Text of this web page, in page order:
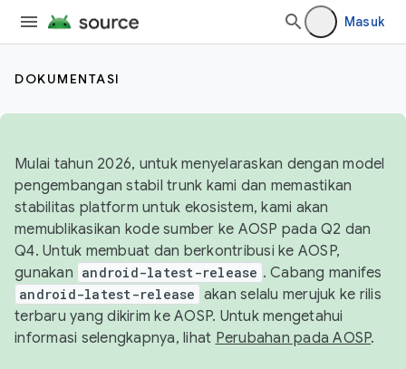
Masuk
DOKUMENTASI
Mulai tahun 2026, untuk menyelaraskan dengan model
pengembangan stabil trunk kami dan memastikan
stabilitas platform untuk ekosistem, kami akan
memublikasikan kode sumber ke AOSP pada Q2 dan
Q4. Untuk membuat dan berkontribusi ke AOSP,
gunakan android-latest-release . Cabang manifes
android-latest-release akan selalu merujuk ke rilis
terbaru yang dikirim ke AOSP. Untuk mengetahui
informasi selengkapnya, lihat Perubahan pada AOSP.